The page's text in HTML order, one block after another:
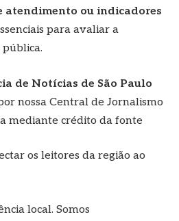
atendimento ou indicadores
para avaliar a
de Notícias de São Paulo
nossa Central de Jornalismo
mediante crédito da fonte
os leitores da região ao
local. Somos